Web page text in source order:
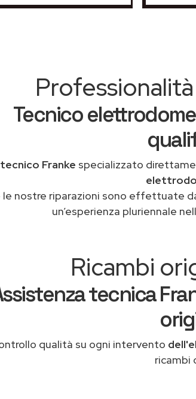
Tecnico
tecnico Franke specializzato
nostre riparazioni sono effettuate
un’esperienza pluriennale
Ricambi
tecnica
qualità su ogni intervento
ricambi